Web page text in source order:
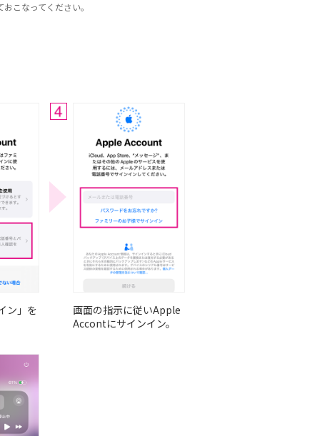
こなってください。
ン」を
画面の指示に従いApple
Accontにサインイン。